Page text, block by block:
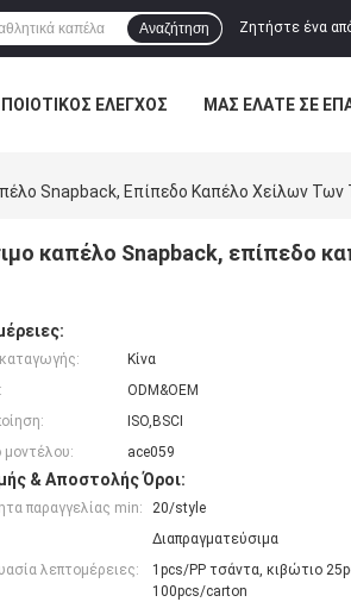
Ζητήστε ένα
Αναζήτηση
ΠΟΙΟΤΙΚΌΣ ΈΛΕΓΧΟΣ ΜΑΣ ΕΛΆΤΕ ΣΕ
Snapback, Επίπεδο Καπέλο Χείλων
καπέλο Snapback, επίπεδο
Κίνα
ODM&OEM
ISO,BSCI
μοντέλου:
ace059
& Αποστολής Όροι:
παραγγελίας min:
20/style
Διαπραγματεύσιμα
λεπτομέρειες:
1pcs/PP τσάντα, κιβώτιο
100pcs/carton